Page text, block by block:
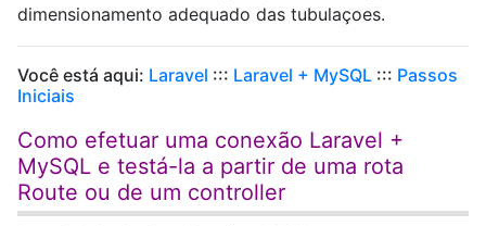
dimensionamento adequado das tubulaçoes.
Você está aqui: Laravel ::: Laravel + MySQL ::: Passos
Iniciais
Como efetuar uma conexão Laravel +
MySQL e testá-la a partir de uma rota
Route ou de um controller